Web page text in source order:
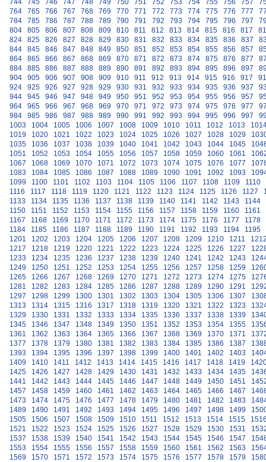
744 745 746 747 748 749 750 751 752 753 754 755 756 757
764
765 766 767 768 769 770 771 772 773 774 775 776 777
784
785 786 787 788 789 790 791 792 793 794 795 796 797
804
805 806 807 808 809 810 811 812 813 814 815 816 817
824
825 826 827 828 829 830 831 832 833 834 835 836 837
844
845 846 847 848 849 850 851 852 853 854 855 856 857
864
865 866 867 868 869 870 871 872 873 874 875 876 877
884
885 886 887 888 889 890 891 892 893 894 895 896 897
904
905 906 907 908 909 910 911 912 913 914 915 916 917
924
925 926 927 928 929 930 931 932 933 934 935 936 937
944
945 946 947 948 949 950 951 952 953 954 955 956 957
964
965 966 967 968 969 970 971 972 973 974 975 976 977
984
985 986 987 988 989 990 991 992 993 994 995 996 997
1003
1004 1005 1006 1007 1008 1009 1010 1011 1012 1013
1019
1020 1021 1022 1023 1024 1025 1026 1027 1028 1029
1035
1036 1037 1038 1039 1040 1041 1042 1043 1044 1045
1051
1052 1053 1054 1055 1056 1057 1058 1059 1060 1061
1067
1068 1069 1070 1071 1072 1073 1074 1075 1076 1077
1083
1084 1085 1086 1087 1088 1089 1090 1091 1092 1093
1099
1100 1101 1102 1103 1104 1105 1106 1107 1108 1109
1110
1116
1117 1118 1119 1120 1121 1122 1123 1124 1125 1126 1127
1133
1134 1135 1136 1137 1138 1139 1140 1141 1142 1143
1144
1150
1151 1152 1153 1154 1155 1156 1157 1158 1159 1160
1161
1167
1168 1169 1170 1171 1172 1173 1174 1175 1176 1177
1178
1184
1185 1186 1187 1188 1189 1190 1191 1192 1193 1194
1195
1201
1202 1203 1204 1205 1206 1207 1208 1209 1210 1211
1217
1218 1219 1220 1221 1222 1223 1224 1225 1226 1227
1233
1234 1235 1236 1237 1238 1239 1240 1241 1242 1243
1249
1250 1251 1252 1253 1254 1255 1256 1257 1258 1259
1265
1266 1267 1268 1269 1270 1271 1272 1273 1274 1275
1281
1282 1283 1284 1285 1286 1287 1288 1289 1290 1291
1297
1298 1299 1300 1301 1302 1303 1304 1305 1306 1307
1313
1314 1315 1316 1317 1318 1319 1320 1321 1322 1323
1329
1330 1331 1332 1333 1334 1335 1336 1337 1338 1339
1345
1346 1347 1348 1349 1350 1351 1352 1353 1354 1355
1361
1362 1363 1364 1365 1366 1367 1368 1369 1370 1371
1377
1378 1379 1380 1381 1382 1383 1384 1385 1386 1387
1393
1394 1395 1396 1397 1398 1399 1400 1401 1402 1403
1409
1410 1411 1412 1413 1414 1415 1416 1417 1418 1419
1425
1426 1427 1428 1429 1430 1431 1432 1433 1434 1435
1441
1442 1443 1444 1445 1446 1447 1448 1449 1450 1451
1457
1458 1459 1460 1461 1462 1463 1464 1465 1466 1467
1473
1474 1475 1476 1477 1478 1479 1480 1481 1482 1483
1489
1490 1491 1492 1493 1494 1495 1496 1497 1498 1499
1505
1506 1507 1508 1509 1510 1511 1512 1513 1514 1515
1521
1522 1523 1524 1525 1526 1527 1528 1529 1530 1531
1537
1538 1539 1540 1541 1542 1543 1544 1545 1546 1547
1553
1554 1555 1556 1557 1558 1559 1560 1561 1562 1563
1569
1570 1571 1572 1573 1574 1575 1576 1577 1578 1579